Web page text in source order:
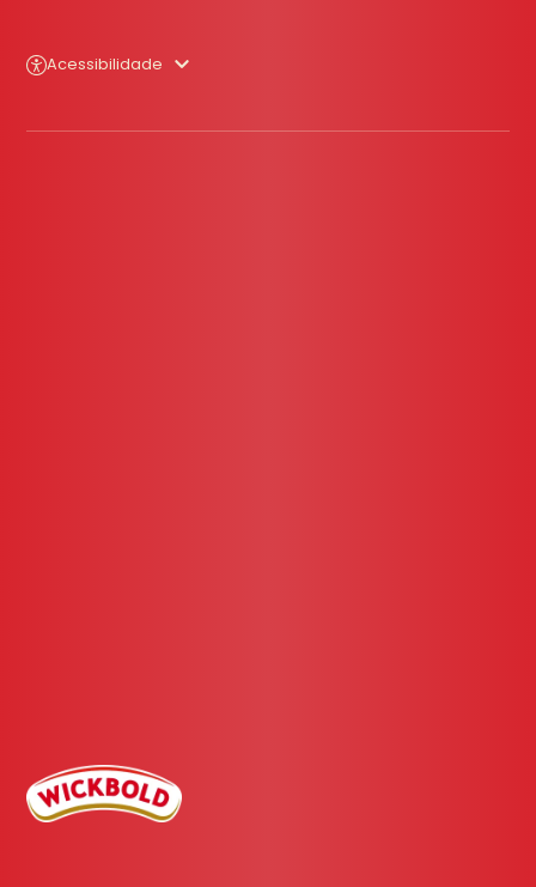
Acessibilidade